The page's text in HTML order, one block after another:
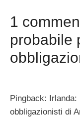
1
probabile
Pingback: Irlanda:
obbligazionisti di